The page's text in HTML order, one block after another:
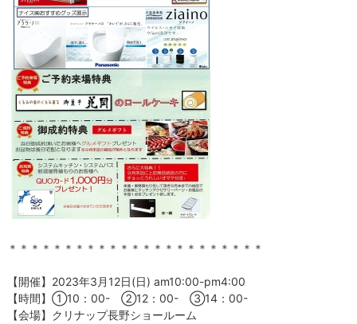
＊＊＊＊＊＊＊＊＊＊＊＊＊＊＊＊＊＊＊＊＊＊＊
【開催】2023年3月12日(日) am10:00-pm4:00
【時間】①10：00- ②12：00- ③14：00-
【会場】クリナップ長野ショールーム